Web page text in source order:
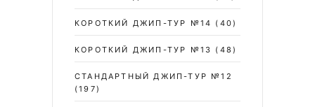
КОРОТКИЙ ДЖИП-ТУР №14 (40)
КОРОТКИЙ ДЖИП-ТУР №13 (48)
СТАНДАРТНЫЙ ДЖИП-ТУР №12
(197)